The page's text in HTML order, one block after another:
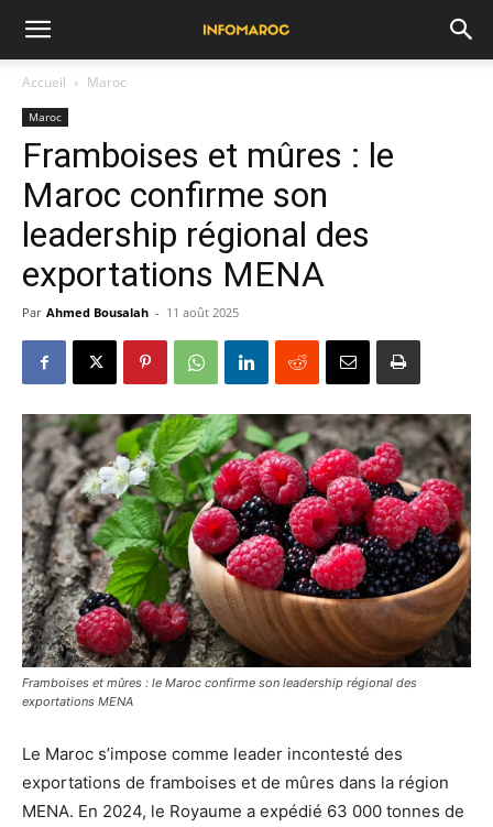
Accueil Maroc
Maroc
Framboises et mûres : le
Maroc confirme son
leadership régional des
exportations MENA
Par Ahmed Bousalah - 11 août 2025
Framboises et mûres : le Maroc confirme son leadership régional des
exportations MENA
Le Maroc s’impose comme leader incontesté des
exportations de framboises et de mûres dans la région
MENA. En 2024, le Royaume a expédié 63 000 tonnes de